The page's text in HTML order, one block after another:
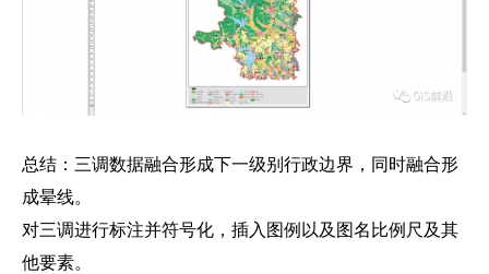
总结：三调数据融合形成下一级别行政边界，同时融合形
成晕线。
对三调进行标注并符号化，插入图例以及图名比例尺及其
他要素。